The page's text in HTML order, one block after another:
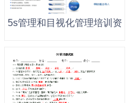
5s管理和目视化管理培训资料